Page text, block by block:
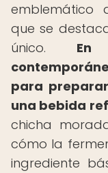
emblemático
que se
único.
para
una bebida
chicha
cómo la
ingrediente